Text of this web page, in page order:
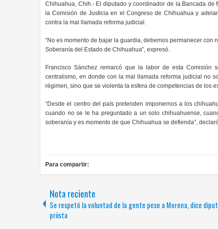
Chihuahua, Chih.- El diputado y coordinador de la Bancada
la Comisión de Justicia en el Congreso de Chihuahua y
contra la mal llamada reforma judicial.
“No es momento de bajar la guardia, debemos permanecer
Soberanía del Estado de Chihuahua”, expresó.
Francisco Sánchez remarcó que la labor de esta
centralismo, en donde con la mal llamada reforma judicial no
régimen, sino que se violenta la esfera de competencias de los
“Desde el centro del país pretenden imponernos a los
cuando no se le ha preguntado a un solo chihuahuense,
soberanía y es momento de que Chihuahua se defienda”,
Para compartir:
Nota reciente
Se respetó la voluntad de la gente pese a Morena, dice
priista